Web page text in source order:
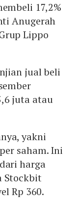
17,2%
Anugerah
Lippo
jual beli
juta atau
yakni
saham. Ini
harga
Stockbit
Rp 360.